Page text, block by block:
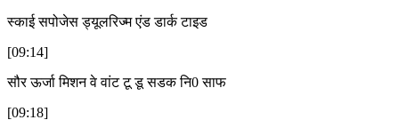
स्काई सपोजेस ड्यूलरिज्म एंड डार्क टाइड
[09:14]
सौर ऊर्जा मिशन वे वांट टू डू सडक नि0 साफ
[09:18]